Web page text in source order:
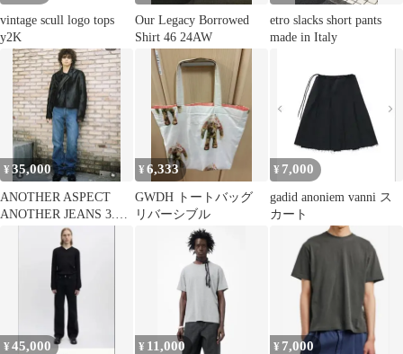
vintage scull logo tops
y2K
Our Legacy Borrowed
Shirt 46 24AW
etro slacks short pants
made in Italy
¥35,000
ANOTHER ASPECT
ANOTHER JEANS 3.0
¥6,333
GWDH トートバッグ
リバーシブル
¥ 7,000
gadid anoniem vanni ス
カート
¥45,000 ¥ 11,000 ¥ 7,000